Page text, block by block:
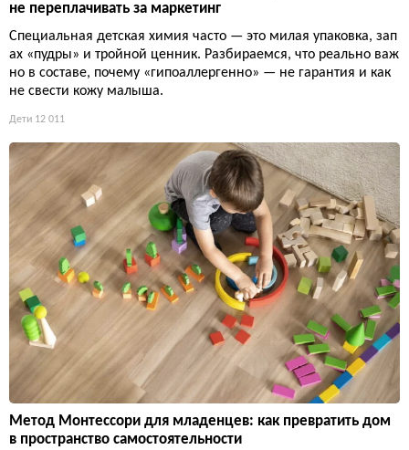
не переплачивать за маркетинг
Специальная детская химия часто — это милая упаковка, зап
ах «пудры» и тройной ценник. Разбираемся, что реально важ
но в составе, почему «гипоаллергенно» — не гарантия и как
не свести кожу малыша.
Дети 12 011
Метод Монтессори для младенцев: как превратить дом
в пространство самостоятельности